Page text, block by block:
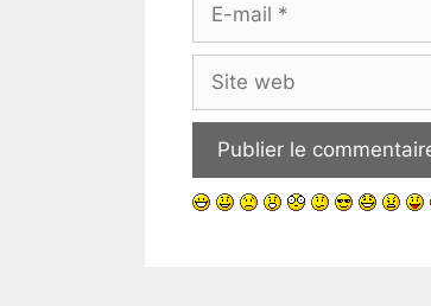
mail
web